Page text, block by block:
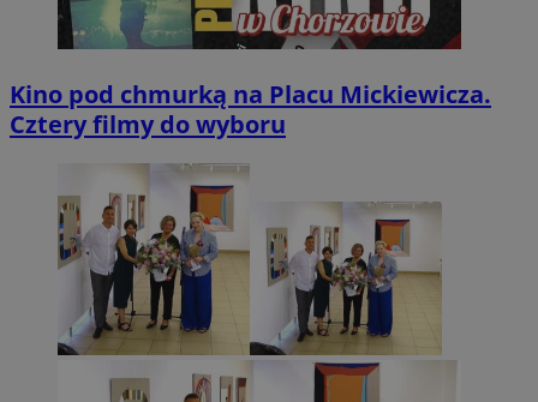
Kino pod chmurką na Placu Mickiewicza.
Cztery filmy do wyboru